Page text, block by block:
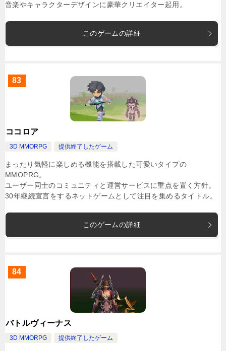
音楽やキャラクターデザインに豪華クリエイター起用。
このゲームの詳細
83
ココロア
3D MMORPG 提供終了したゲーム
まったり気軽に楽しめる機能を搭載した可愛いタイプの
MMOPRG。
ユーザー同士のコミュニティと運営サービスに重点を置く方針。
30年継続宣言をするネットゲームとして注目を集めるタイトル。
このゲームの詳細
84
バトルヴィーナス
3D MMORPG 提供終了したゲーム